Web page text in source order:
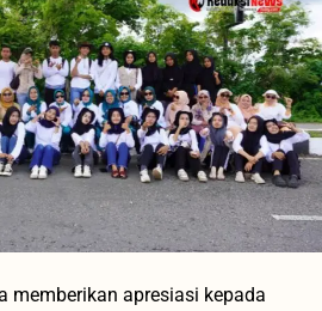
memberikan apresiasi kepada